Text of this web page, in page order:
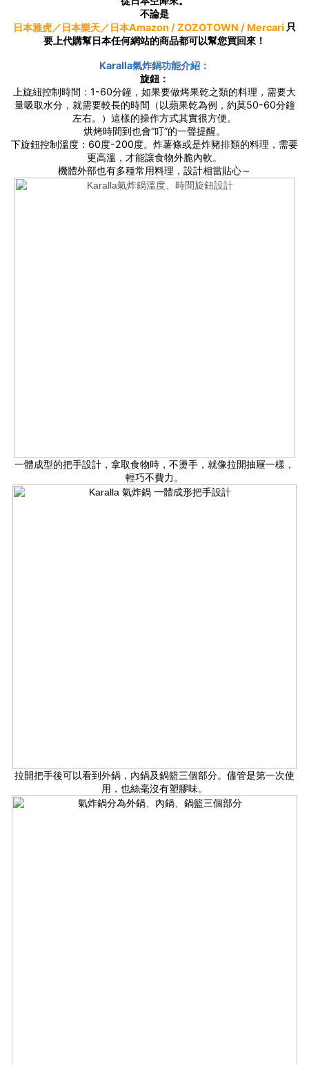
不論是
日本雅虎／日本樂天／日本Amazon / ZOZOTOWN / Mercari 只
要上代購幫日本任何網站的商品都可以幫您買回來！
Karalla氣炸鍋功能介紹：
旋鈕：
上旋紐控制時間：1-60分鐘，如果要做烤果乾之類的料理，需要大
量吸取水分，就需要較長的時間（以蘋果乾為例，約莫50-60分鐘
左右。）這樣的操作方式其實很方便。
烘烤時間到也會“叮”的一聲提醒。
下旋鈕控制溫度：60度-200度。炸薯條或是炸豬排類的料理，需要
更高溫，才能讓食物外脆內軟。
機體外部也有多種常用料理，設計相當貼心～
一體成型的把手設計，拿取食物時，不燙手，就像拉開抽屜一樣，
輕巧不費力。
拉開把手後可以看到外鍋，內鍋及鍋籃三個部分。儘管是第一次使
用，也絲毫沒有塑膠味。